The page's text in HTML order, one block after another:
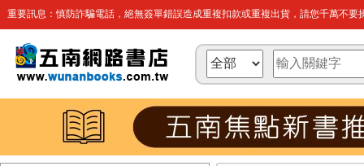
重要訊息：慎防詐騙電話，絕無簽單錯誤造成重複扣款或重複出貨，請您千萬不要